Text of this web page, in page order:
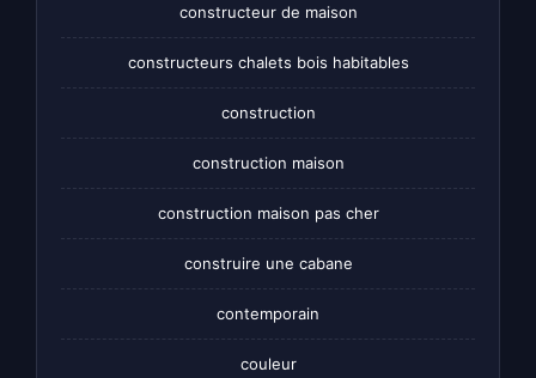
constructeur de maison
constructeurs chalets bois habitables
construction
construction maison
construction maison pas cher
construire une cabane
contemporain
couleur